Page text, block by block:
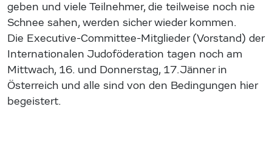
geben und viele Teilnehmer, die teilweise noch nie
Schnee sahen, werden sicher wieder kommen.
Die Executive-Committee-Mitglieder (Vorstand) der
Internationalen Judoföderation tagen noch am
Mittwach, 16. und Donnerstag, 17.Jänner in
Österreich und alle sind von den Bedingungen hier
begeistert.